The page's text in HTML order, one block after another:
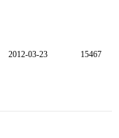
2012-03-23 15467